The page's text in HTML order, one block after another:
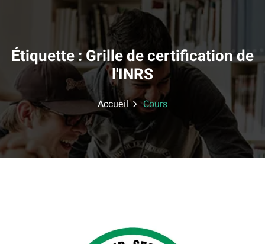
Étiquette :Grille de certification de
l'INRS
Accueil Cours